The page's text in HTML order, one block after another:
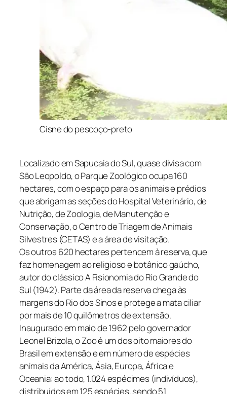
Cisne do pescoço-preto
Localizado em Sapucaia do Sul, quase divisa com
São Leopoldo, o Parque Zoológico ocupa 160
hectares, com o espaço para os animais e prédios
que abrigam as seções do Hospital Veterinário, de
Nutrição, de Zoologia, de Manutenção e
Conservação, o Centro de Triagem de Animais
Silvestres (CETAS) e a área de visitação.
Os outros 620 hectares pertencem à reserva, que
faz homenagem ao religioso e botânico gaúcho,
autor do clássico A Fisionomia do Rio Grande do
Sul (1942). Parte da área da reserva chega às
margens do Rio dos Sinos e protege a mata ciliar
por mais de 10 quilômetros de extensão.
Inaugurado em maio de 1962 pelo governador
Leonel Brizola, o Zoo é um dos oito maiores do
Brasil em extensão e em número de espécies
animais da América, Ásia, Europa, África e
Oceania: ao todo, 1.024 espécimes (indivíduos),
distribuídos em 125 espécies, sendo 51